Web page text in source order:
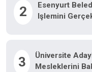
2
Esenyurt
Işlemini
3
Üniversite
Mesleklerini